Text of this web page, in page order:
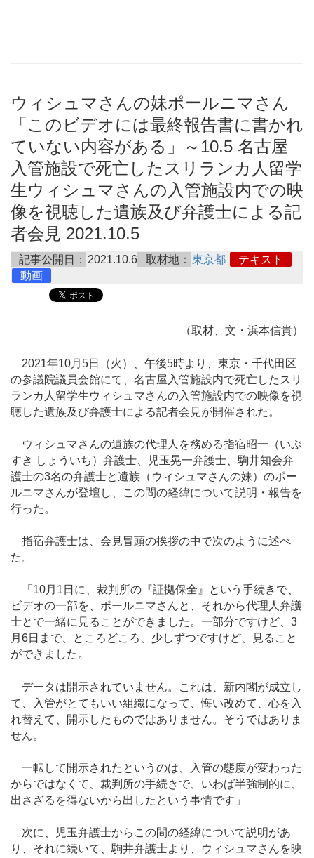
ウィシュマさんの妹ポールニマさん
「このビデオには最終報告書に書かれ
ていない内容がある」～10.5 名古屋
入管施設で死亡したスリランカ人留学
生ウィシュマさんの入管施設内での映
像を視聴した遺族及び弁護士による記
者会見 2021.10.5
記事公開日： 2021.10.6 取材地： 東京都
テキスト
動画
（取材、文・浜本信貴）
2021年10月5日（火）、午後5時より、東京・千代田区
の参議院議員会館にて、名古屋入管施設内で死亡したスリ
ランカ人留学生ウィシュマさんの入管施設内での映像を視
聴した遺族及び弁護士による記者会見が開催された。
ウィシュマさんの遺族の代理人を務める指宿昭一（いぶ
すき しょういち）弁護士、児玉晃一弁護士、駒井知会弁
護士の3名の弁護士と遺族（ウィシュマさんの妹）のポー
ルニマさんが登壇し、この間の経緯について説明・報告を
行った。
指宿弁護士は、会見冒頭の挨拶の中で次のように述べ
た。
「10月1日に、裁判所の『証拠保全』という手続きで、
ビデオの一部を、ポールニマさんと、それから代理人弁護
士とで一緒に見ることができました。一部分ですけど、3
月6日まで、ところどころ、少しずつですけど、見ること
ができました。
データは開示されていません。これは、新内閣が成立し
て、入管がとてもいい組織になって、悔い改めて、心を入
れ替えて、開示したものではありません。そうではありま
せん。
一転して開示されたというのは、入管の態度が変わった
からではなくて、裁判所の手続きで、いわば半強制的に、
出さざるを得ないから出したという事情です」
次に、児玉弁護士からこの間の経緯について説明があ
り、それに続いて、駒井弁護士より、ウィシュマさんを映